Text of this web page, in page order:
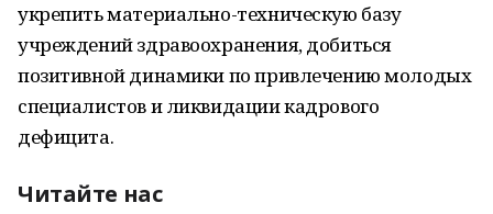
укрепить материально-техническую базу
учреждений здравоохранения, добиться
позитивной динамики по привлечению молодых
специалистов и ликвидации кадрового
дефицита.
Читайте нас